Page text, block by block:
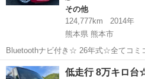
その他
124,777km
2014年
熊本県 熊本市
Bluetoothナビ付き☆ 26年式☆全てコミコ
検2年付き【名義変更代込み】大人気☆
X☆Bluetoothナビ付き☆走行中DVD見
熊本 熊本市 その他
低走行 8万キロ台